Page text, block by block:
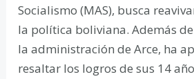
Socialismo (MAS), busca
la política boliviana. Además
la administración de Arce, ha
resaltar los logros de sus 14